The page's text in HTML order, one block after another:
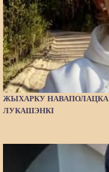
ЖЫХАРКУ НАВАПОЛАЦКА
ЛУКАШЭНКІ